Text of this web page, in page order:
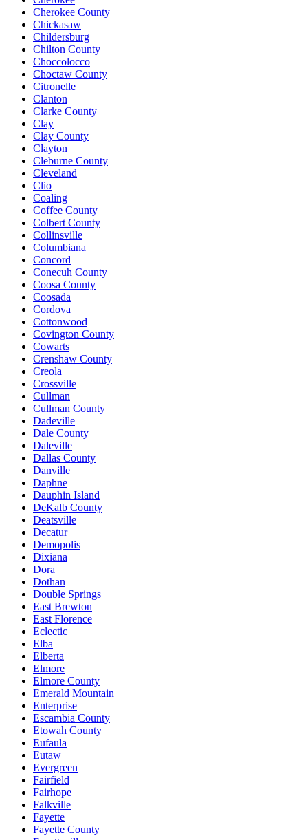
Cherokee County
Chickasaw
Childersburg
Chilton County
Choccolocco
Choctaw County
Citronelle
Clanton
Clarke County
Clay
Clay County
Clayton
Cleburne County
Cleveland
Clio
Coaling
Coffee County
Colbert County
Collinsville
Columbiana
Concord
Conecuh County
Coosa County
Coosada
Cordova
Cottonwood
Covington County
Cowarts
Crenshaw County
Creola
Crossville
Cullman
Cullman County
Dadeville
Dale County
Daleville
Dallas County
Danville
Daphne
Dauphin Island
DeKalb County
Deatsville
Decatur
Demopolis
Dixiana
Dora
Dothan
Double Springs
East Brewton
East Florence
Eclectic
Elba
Elberta
Elmore
Elmore County
Emerald Mountain
Enterprise
Escambia County
Etowah County
Eufaula
Eutaw
Evergreen
Fairfield
Fairhope
Falkville
Fayette
Fayette County